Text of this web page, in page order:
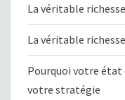
La véritable
La véritable
Pourquoi votre état
votre stratégie